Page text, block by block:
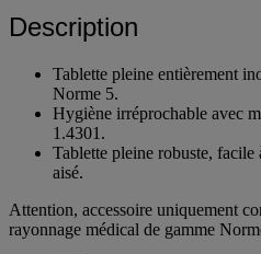
Description
Tablette pleine entièrement
Norme 5.
Hygiène irréprochable avec
1.4301.
Tablette pleine robuste, facile
aisé.
Attention, accessoire uniquement
rayonnage médical de gamme